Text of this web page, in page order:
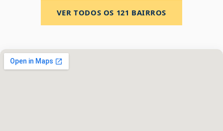
VER TODOS OS 121 BAIRROS